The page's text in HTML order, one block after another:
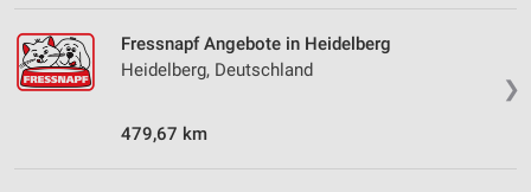
❯
Fressnapf Angebote in Heidelberg
Heidelberg, Deutschland
479,67 km
Verwendung genauer Standortdaten
Informationen identifizieren